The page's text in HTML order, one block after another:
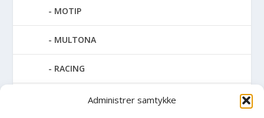
Administrer samtykke
MOTIP
MULTONA
RACING
SPECIAL SPRAY